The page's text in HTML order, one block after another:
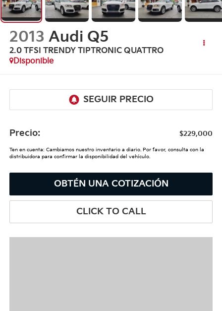
2013 Audi Q5
2.0 TFSI TRENDY TIPTRONIC QUATTRO
Disponible
Precio: $229,000
Ten en cuenta: Cambiamos nuestro inventario a diario. Por favor, consulta con la
distribuidora para confirmar la disponibilidad del vehículo.
OBTÉN UNA COTIZACIÓN
CLICK TO CALL